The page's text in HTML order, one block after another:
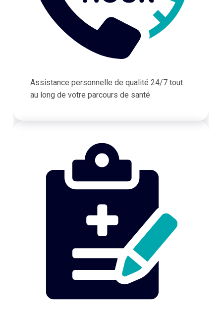
Assistance personnelle de qualité 24/7 tout
au long de votre parcours de santé